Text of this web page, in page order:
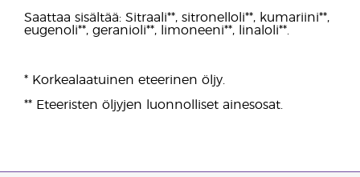
Saattaa sisältää: Sitraali**, sitronelloli**, kumariini**,
eugenoli**, geranioli**, limoneeni**, linaloli**.
* Korkealaatuinen eteerinen öljy.
** Eteeristen öljyjen luonnolliset ainesosat.